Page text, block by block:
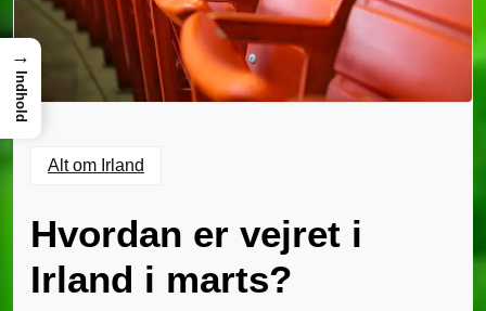
Alt om Irland
Hvordan er vejret i
Irland i marts?
→
Indhold